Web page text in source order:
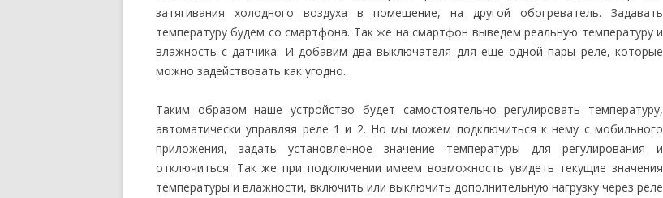
затягивания холодного воздуха в помещение, на другой обогреватель. Задавать
температуру будем со смартфона. Так же на смартфон выведем реальную температуру и
влажность с датчика. И добавим два выключателя для еще одной пары реле, которые
можно задействовать как угодно.
Таким образом наше устройство будет самостоятельно регулировать температуру,
автоматически управляя реле 1 и 2. Но мы можем подключиться к нему с мобильного
приложения, задать установленное значение температуры для регулирования и
отключиться. Так же при подключении имеем возможность увидеть текущие значения
температуры и влажности, включить или выключить дополнительную нагрузку через реле